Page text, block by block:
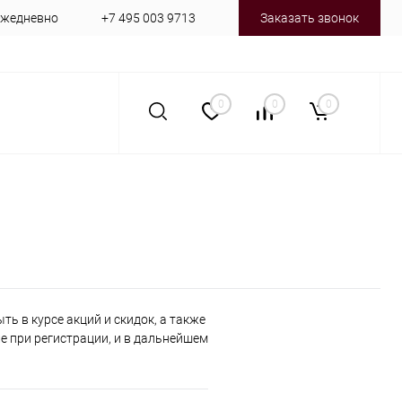
+7 495 003 9713 Заказать звонок
0 0 0
в курсе акций и скидок, а также
при регистрации, и в дальнейшем